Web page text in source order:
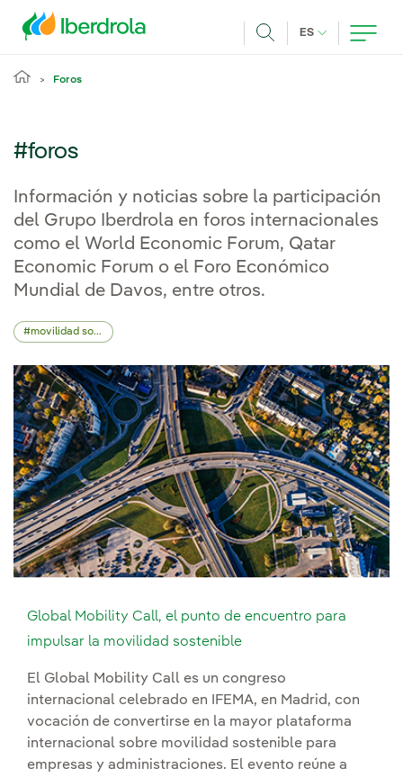
ES IDIOMA
Foros
#foros
Información y noticias sobre la participación
del Grupo Iberdrola en foros internacionales
como el World Economic Forum, Qatar
Economic Forum o el Foro Económico
Mundial de Davos, entre otros.
movilidad sostenible
Global Mobility Call, el punto de encuentro para
impulsar la movilidad sostenible
El Global Mobility Call es un congreso
internacional celebrado en IFEMA, en Madrid, con
vocación de convertirse en la mayor plataforma
internacional sobre movilidad sostenible para
empresas y administraciones. El evento reúne a